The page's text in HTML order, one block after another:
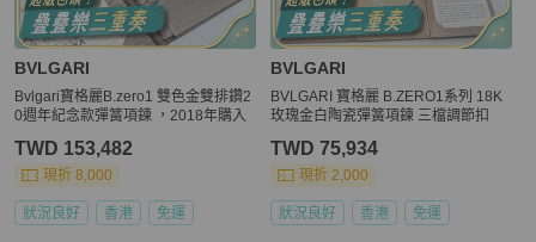
BVLGARI
Bvlgari寶格麗B.zero1 雙色金雙排鑽2
0週年紀念款彈簧項鍊 ，2018年購入
TWD 153,482
現折 8,000
狀況良好 香港 免運
BVLGARI
BVLGARI 寶格麗 B.ZERO1系列 18K
玫瑰金白陶瓷彈簧項鍊 三檔調節扣
TWD 75,934
現折 2,000
狀況良好 香港 免運